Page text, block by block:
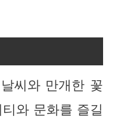
씨와 만개한 꽃
와 문화를 즐길